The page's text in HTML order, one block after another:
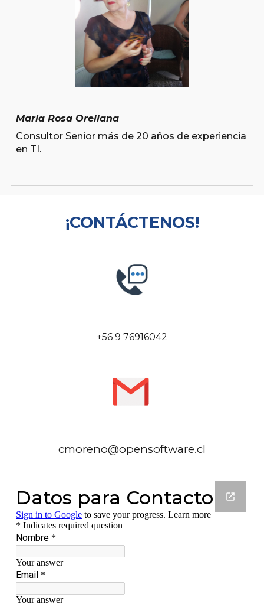
María Rosa Orellana
Consultor Senior más de 20 años de experiencia
en TI.
¡CONTÁCTENOS!
+56 9 76916042
cmoreno@opensoftware.cl